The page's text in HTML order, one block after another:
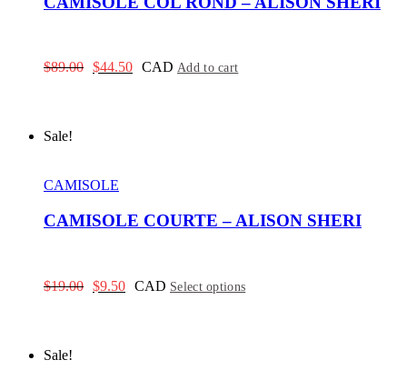
$89.00 Original
$44.50 Current
CAD Add to cart
Sale!
CAMISOLE
CAMISOLE COURTE – ALISON SHERI
$19.00 Original
$9.50 Current
CAD Select options
Sale!